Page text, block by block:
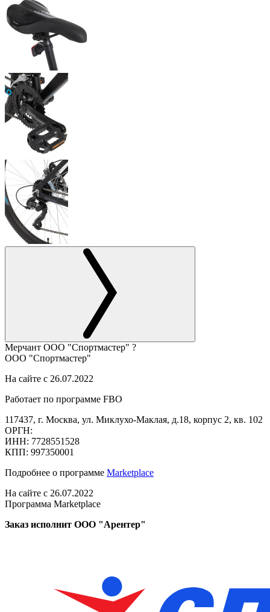
Мерчант ООО "Спортмастер" ?
ООО "Спортмастер"
На сайте с 26.07.2022
Работает по программе FBO
117437, г. Москва, ул. Миклухо-Маклая, д.18, корпус 2, кв. 102
ОРГН:
ИНН: 7728551528
КПП: 997350001
Подробнее о программе Marketplace
На сайте с 26.07.2022
Программа Marketplace
Заказ исполнит ООО "Арентер"